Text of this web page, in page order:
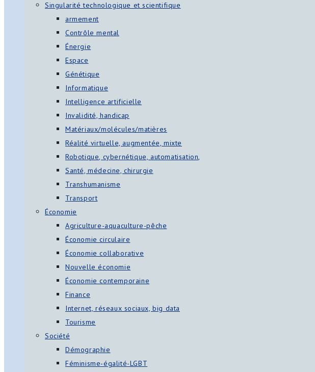
Singularité technologique et scientifique
armement
Contrôle mental
Énergie
Espace
Génétique
Informatique
Intelligence artificielle
Invalidité, handicap
Matériaux/molécules/matières
Réalité virtuelle, augmentée, mixte
Robotique, cybernétique, automatisation,
Santé, médecine, chirurgie
Transhumanisme
Transport
Économie
Agriculture-aquaculture-pêche
Économie circulaire
Économie collaborative
Nouvelle économie
Économie contemporaine
Finance
Internet, réseaux sociaux, big data
Tourisme
Société
Démographie
Féminisme-égalité-LGBT